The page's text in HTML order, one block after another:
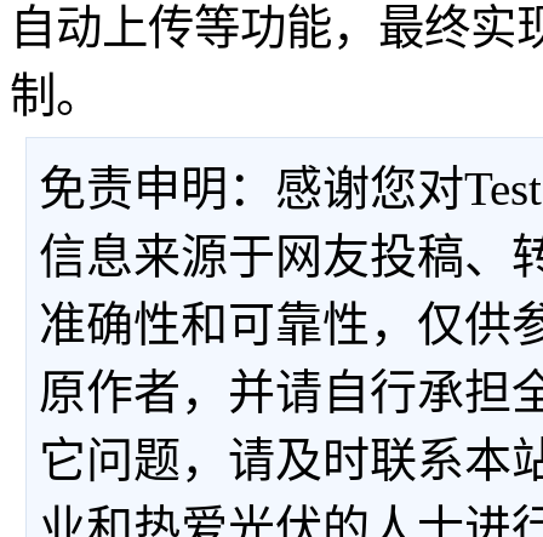
自动上传等功能，最终实
制。
免责申明：感谢您对
信息来源于网友投稿、
准确性和可靠性，仅供
原作者，并请自行承担
它问题，请及时联系本